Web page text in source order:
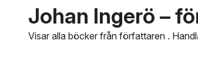
Johan Ingerö –
Visar alla böcker från författaren .